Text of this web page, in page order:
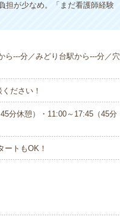
担が少なめ。「まだ看護師経験
ら---分／みどり台駅から---分／穴
ださい！
分休憩）・11:00～17:45（45分
トもOK！